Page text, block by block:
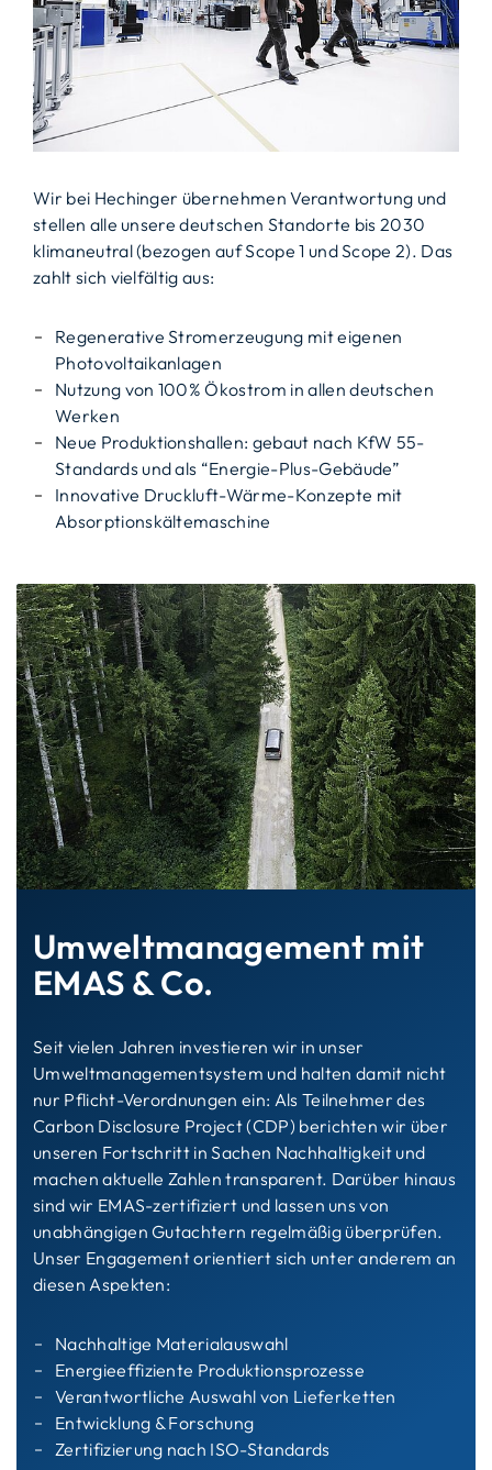
Wir bei Hechinger übernehmen Verantwortung und
stellen alle unsere deutschen Standorte bis 2030
klimaneutral (bezogen auf Scope 1 und Scope 2). Das
zahlt sich vielfältig aus:
Regenerative Stromerzeugung mit eigenen
Photovoltaikanlagen
Nutzung von 100% Ökostrom in allen deutschen
Werken
Neue Produktionshallen: gebaut nach KfW 55-
Standards und als “Energie-Plus-Gebäude”
Innovative Druckluft-Wärme-Konzepte mit
Absorptionskältemaschine
Umweltmanagement mit
EMAS & Co.
Seit vielen Jahren investieren wir in unser
Umweltmanagementsystem und halten damit nicht
nur Pflicht-Verordnungen ein: Als Teilnehmer des
Carbon Disclosure Project (CDP) berichten wir über
unseren Fortschritt in Sachen Nachhaltigkeit und
machen aktuelle Zahlen transparent. Darüber hinaus
sind wir EMAS-zertifiziert und lassen uns von
unabhängigen Gutachtern regelmäßig überprüfen.
Unser Engagement orientiert sich unter anderem an
diesen Aspekten:
Nachhaltige Materialauswahl
Energieeffiziente Produktionsprozesse
Verantwortliche Auswahl von Lieferketten
Entwicklung & Forschung
Zertifizierung nach ISO-Standards